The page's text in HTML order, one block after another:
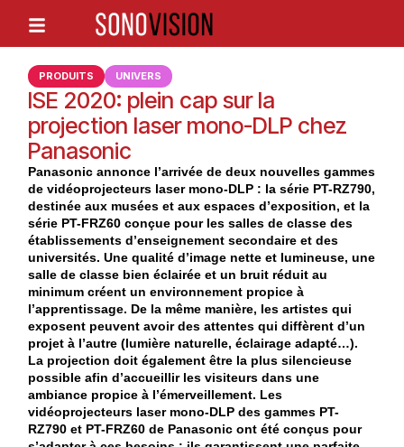
PRODUITS UNIVERS
ISE 2020: plein cap sur la
projection laser mono-DLP chez
Panasonic
Panasonic annonce l’arrivée de deux nouvelles gammes
de vidéoprojecteurs laser mono-DLP : la série PT-RZ790,
destinée aux musées et aux espaces d’exposition, et la
série PT-FRZ60 conçue pour les salles de classe des
établissements d’enseignement secondaire et des
universités. Une qualité d’image nette et lumineuse, une
salle de classe bien éclairée et un bruit réduit au
minimum créent un environnement propice à
l’apprentissage. De la même manière, les artistes qui
exposent peuvent avoir des attentes qui diffèrent d’un
projet à l’autre (lumière naturelle, éclairage adapté…).
La projection doit également être la plus silencieuse
possible afin d’accueillir les visiteurs dans une
ambiance propice à l’émerveillement. Les
vidéoprojecteurs laser mono-DLP des gammes PT-
RZ790 et PT-FRZ60 de Panasonic ont été conçus pour